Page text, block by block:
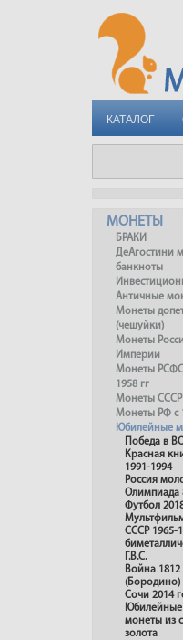
КАТАЛОГ
МОНЕТЫ
БРАКИ
ДеАгостини
банкноты
Античные
Монеты
(чешуйки)
Монеты
Империи
Монеты
1958 гг
Монеты СССР
Монеты РФ с
Юбилейные
Победа в
Красная
1991-1994
Россия
Олимпиада
Футбол
СССР 1965-
Г.В.С.
Война 1812
(Бородино)
Сочи 2014
монеты из
золота